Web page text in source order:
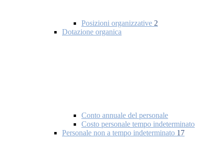
Posizioni organizzative 2
Dotazione organica
Conto annuale del personale
Costo personale tempo indeterminato
Personale non a tempo indeterminato 17